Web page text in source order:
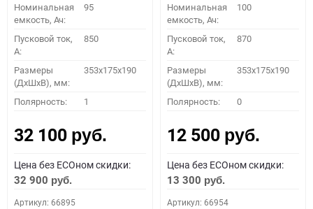
Номинальная
емкость, Ач:
95
Пусковой ток,
A:
850
Размеры
(ДхШхВ), мм:
353x175x190
Полярность: 1
32 100 руб.
Цена без ECOном скидки:
32 900 руб.
Артикул: 66895
Номинальная
емкость, Ач:
100
Пусковой ток,
A:
870
Размеры
(ДхШхВ), мм:
353x175x190
Полярность: 0
12 500 руб.
Цена без ECOном скидки:
13 300 руб.
Артикул: 66954